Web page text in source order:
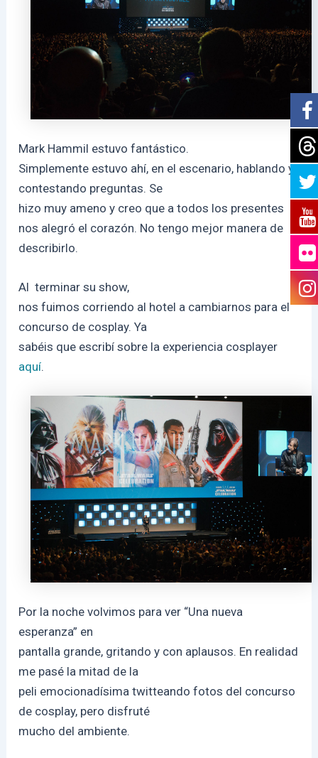
Mark Hammil estuvo fantástico.
Simplemente estuvo ahí, en el escenario, hablando y
contestando preguntas. Se
hizo muy ameno y creo que a todos los presentes
nos alegró el corazón. No tengo mejor manera de
describirlo.
Al terminar su show,
nos fuimos corriendo al hotel a cambiarnos para el
concurso de cosplay. Ya
sabéis que escribí sobre la experiencia cosplayer
aquí.
Por la noche volvimos para ver “Una nueva
esperanza” en
pantalla grande, gritando y con aplausos. En realidad
me pasé la mitad de la
peli emocionadísima twitteando fotos del concurso
de cosplay, pero disfruté
mucho del ambiente.